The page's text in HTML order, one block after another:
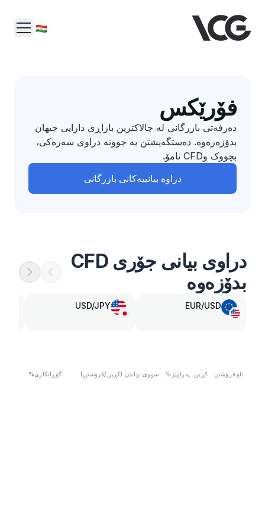
فۆرێکس
دەرفەتی بازرگانی لە چالاکترین بازاڕی دارایی جیهان
بدۆزەرەوە. دەستگەیشتن بە جووتە دراوی سەرەکی،
بچووک وCFD نامۆ.
دراوە بیانییەکانی بازرگانی
دراوی بیانی جۆری CFD
بدۆزەوە
EUR/USD
USD/JPY
ناو فرۆشتن کڕین پەراوێز % سووی نواندن (کڕین/فرۆشتن) گۆڕانکاری%